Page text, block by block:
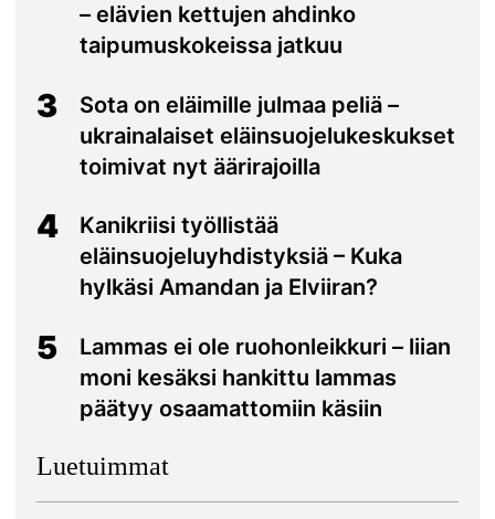
– elävien kettujen ahdinko
taipumuskokeissa jatkuu
3
Sota on eläimille julmaa peliä –
ukrainalaiset eläinsuojelukeskukset
toimivat nyt äärirajoilla
4
Kanikriisi työllistää
eläinsuojeluyhdistyksiä – Kuka
hylkäsi Amandan ja Elviiran?
5
Lammas ei ole ruohonleikkuri – liian
moni kesäksi hankittu lammas
päätyy osaamattomiin käsiin
Luetuimmat